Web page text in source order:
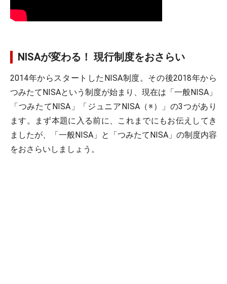
NISAが変わる！ 現行制度をおさらい
2014年からスタートしたNISA制度。その後2018年から
つみたてNISAという制度が始まり、現在は「一般NISA」
「つみたてNISA」「ジュニアNISA（※）」の3つがあり
ます。まず本題に入る前に、これまでにもお伝えしてき
ましたが、「一般NISA」と「つみたてNISA」の制度内容
をおさらいしましょう。